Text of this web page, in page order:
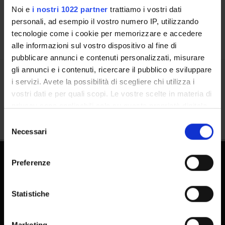
Noi e i nostri 1022 partner trattiamo i vostri dati
personali, ad esempio il vostro numero IP, utilizzando
tecnologie come i cookie per memorizzare e accedere
alle informazioni sul vostro dispositivo al fine di
pubblicare annunci e contenuti personalizzati, misurare
gli annunci e i contenuti, ricercare il pubblico e sviluppare
i servizi. Avete la possibilità di scegliere chi utilizza i
vostri dati e per quali scopi. Le vostre scelte in materia di
modificare o revocare il proprio consenso in qualsiasi
momento dalla Dichiarazione sui cookie o facendo clic
raccogliere informazioni sulla tua posizione
geografica, con un'approssimazione di qualche
delNecessari
Preferenze
Statistiche
Condividi